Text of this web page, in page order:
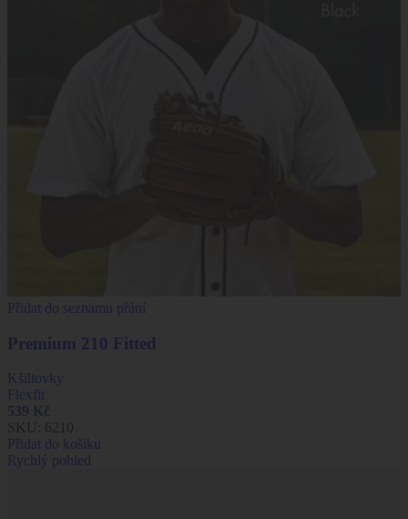
Přidat do seznamu přání
Premium 210 Fitted
Kšiltovky
Flexfit
SKU: 6210
Přidat do košíku
Rychlý pohled